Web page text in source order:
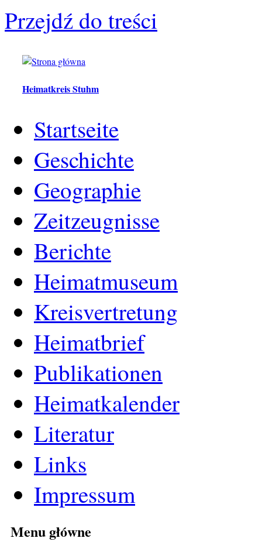
Przejdź do treści
Heimatkreis Stuhm
Startseite
Geschichte
Geographie
Zeitzeugnisse
Berichte
Heimatmuseum
Kreisvertretung
Heimatbrief
Publikationen
Heimatkalender
Literatur
Links
Impressum
Menu główne